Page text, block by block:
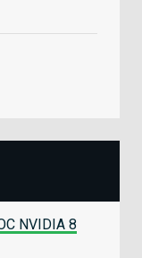
NVIDIA 8